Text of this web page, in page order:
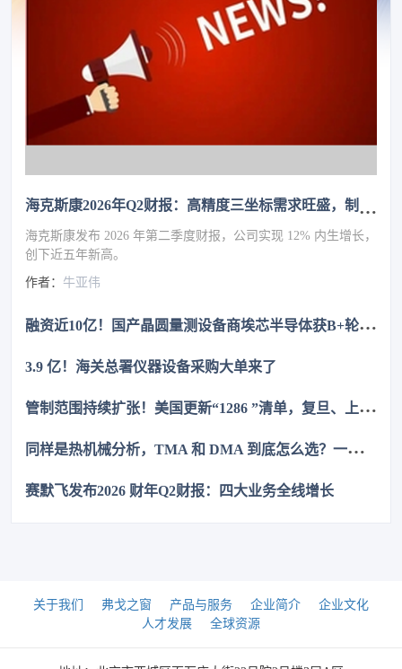
海克斯康2026年Q2财报：高精度三坐标需求旺盛，制造智能业务增长13%
海克斯康发布 2026 年第二季度财报，公司实现 12% 内生增长，
创下近五年新高。
作者： 牛亚伟
融
资近10亿！国产晶圆量测设备商埃芯半导体获B+轮融资
3.9 亿！海关总署仪器设备采购大单来了
管
制范围持续扩张！美国更新“1286 ”清单，复旦、上交等上榜
同
样是热机械分析，TMA 和 DMA 到底怎么选？一次讲清
赛默飞发布2026 财年Q2财报：四大业务全线增长
关于我们 弗戈之窗 产品与服务 企业简介
企业文化
人才发展
全球资源